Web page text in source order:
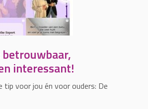
interessant!
tip voor jou én voor ouders: De